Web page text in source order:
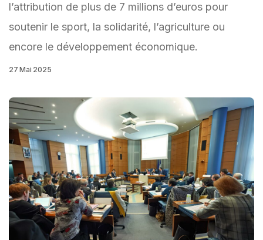
l’attribution de plus de 7 millions d’euros pour
soutenir le sport, la solidarité, l’agriculture ou
encore le développement économique.
27 Mai 2025